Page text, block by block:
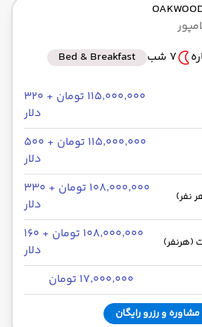
7 شب Bed & Breakfast
۱۱۵٬۰۰۰٬۰۰۰ تومان + ۳۲۰
دلار
۱۱۵٬۰۰۰٬۰۰۰ تومان + ۵۰۰
دلار
نفر)
۱۰۸٬۰۰۰٬۰۰۰ تومان + ۳۳۰
دلار
(هرنفر)
۱۰۸٬۰۰۰٬۰۰۰ تومان + ۱۶۰
دلار
۱۷٬۰۰۰٬۰۰۰ تومان
مشاوره و رزرو رایگان